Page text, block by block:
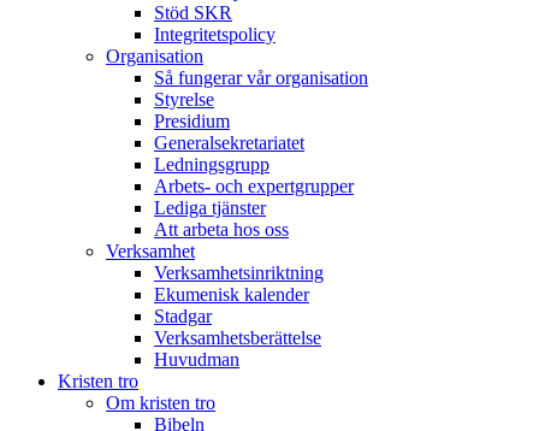
Stöd SKR
Integritetspolicy
Organisation
Så fungerar vår organisation
Styrelse
Presidium
Generalsekretariatet
Ledningsgrupp
Arbets- och expertgrupper
Lediga tjänster
Att arbeta hos oss
Verksamhet
Verksamhetsinriktning
Ekumenisk kalender
Stadgar
Verksamhetsberättelse
Huvudman
Kristen tro
Om kristen tro
Bibeln